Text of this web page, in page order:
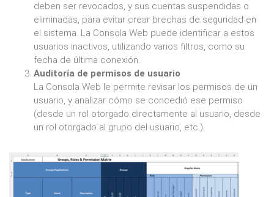
deben ser revocados, y sus cuentas suspendidas o
eliminadas, para evitar crear brechas de seguridad en
el sistema. La Consola Web puede identificar a estos
usuarios inactivos, utilizando varios filtros, como su
fecha de última conexión.
Auditoría de permisos de usuario
La Consola Web le permite revisar los permisos de un
usuario, y analizar cómo se concedió ese permiso
(desde un rol otorgado directamente al usuario, desde
un rol otorgado al grupo del usuario, etc.).